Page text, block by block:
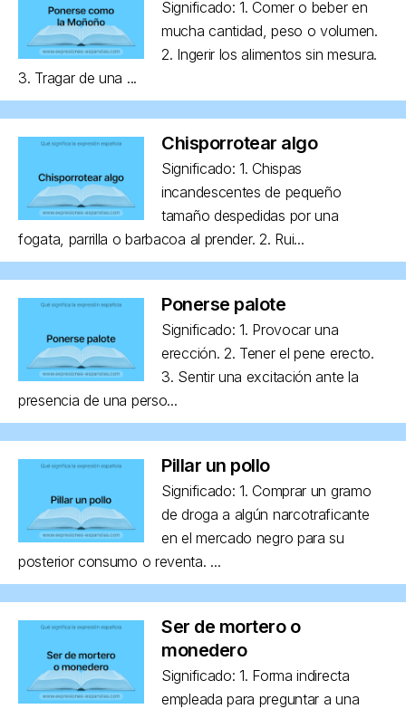
Significado: 1. Comer o beber en
mucha cantidad, peso o volumen.
2. Ingerir los alimentos sin mesura.
3. Tragar de una ...
Chisporrotear algo
Significado: 1. Chispas
incandescentes de pequeño
tamaño despedidas por una
fogata, parrilla o barbacoa al prender. 2. Rui...
Ponerse palote
Significado: 1. Provocar una
erección. 2. Tener el pene erecto.
3. Sentir una excitación ante la
presencia de una perso...
Pillar un pollo
Significado: 1. Comprar un gramo
de droga a algún narcotraficante
en el mercado negro para su
posterior consumo o reventa. ...
Ser de mortero o
monedero
Significado: 1. Forma indirecta
empleada para preguntar a una